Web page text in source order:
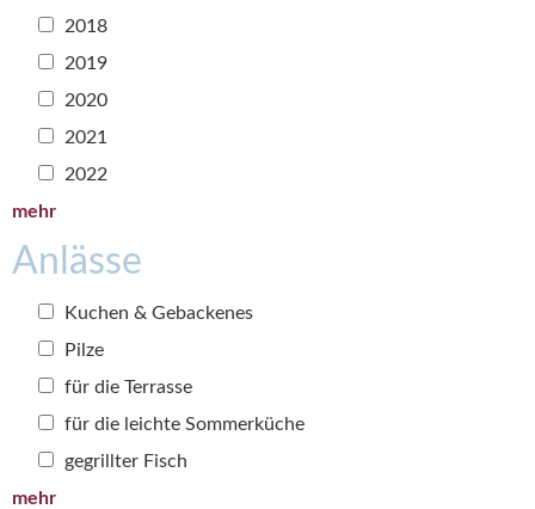
2018
2019
2020
2021
2022
mehr
Anlässe
Kuchen & Gebackenes
Pilze
für die Terrasse
für die leichte Sommerküche
gegrillter Fisch
mehr